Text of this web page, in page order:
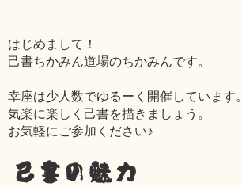
はじめまして！
己書ちかみん道場のちかみんです。
幸座は少人数でゆるーく開催しています。
気楽に楽しく己書を描きましょう。
お気軽にご参加ください♪
己書の魅力